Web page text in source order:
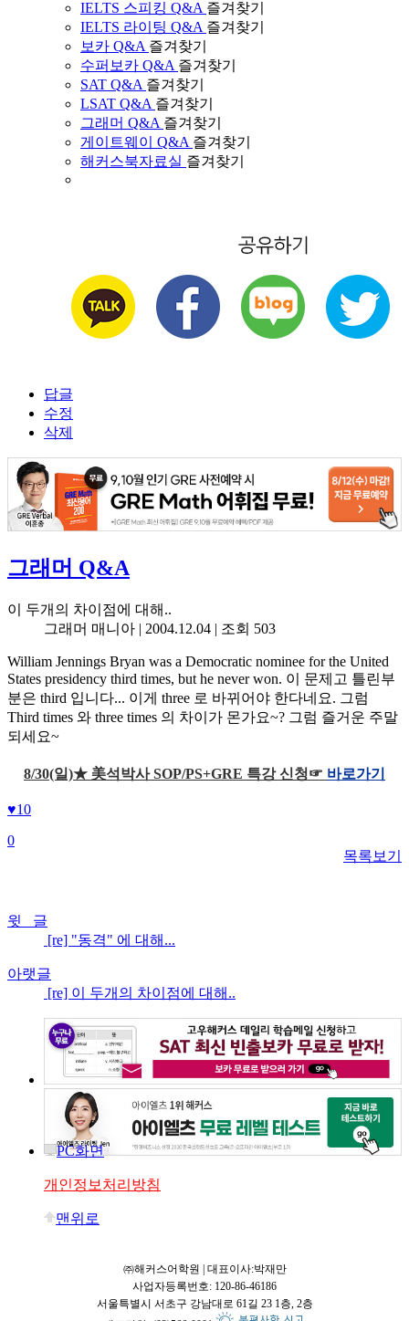
IELTS 스피킹 Q&A 즐겨찾기
IELTS 라이팅 Q&A 즐겨찾기
보카 Q&A 즐겨찾기
수퍼보카 Q&A 즐겨찾기
SAT Q&A 즐겨찾기
LSAT Q&A 즐겨찾기
그래머 Q&A 즐겨찾기
게이트웨이 Q&A 즐겨찾기
해커스북자료실 즐겨찾기
답글
수정
삭제
그래머 Q&A
이 두개의 차이점에 대해..
그래머 매니아 | 2004.12.04 | 조회 503
William Jennings Bryan was a Democratic nominee for the United
States presidency third times, but he never won. 이 문제고 틀린부
분은 third 입니다... 이게 three 로 바뀌어야 한다네요. 그럼
Third times 와 three times 의 차이가 몬가요~? 그럼 즐거운 주말
되세요~
8/30(일)★ 美석박사 SOP/PS+GRE 특강 신청☞ 바로가기
♥10
목록보기
0
윗 글
[re] "동격" 에 대해...
아랫글
[re] 이 두개의 차이점에 대해..
PC화면
개인정보처리방침
맨위로
㈜해커스어학원 | 대표이사:박재만
사업자등록번호: 120-86-46186
서울특별시 서초구 강남대로 61길 23 1층, 2층